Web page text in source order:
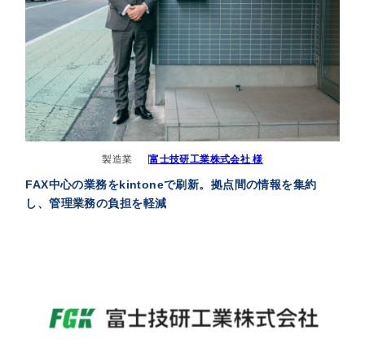
製造業 富士技研工業株式会社 様
FAX中心の業務をkintoneで刷新。拠点間の情報を集約
し、管理業務の負担を軽減